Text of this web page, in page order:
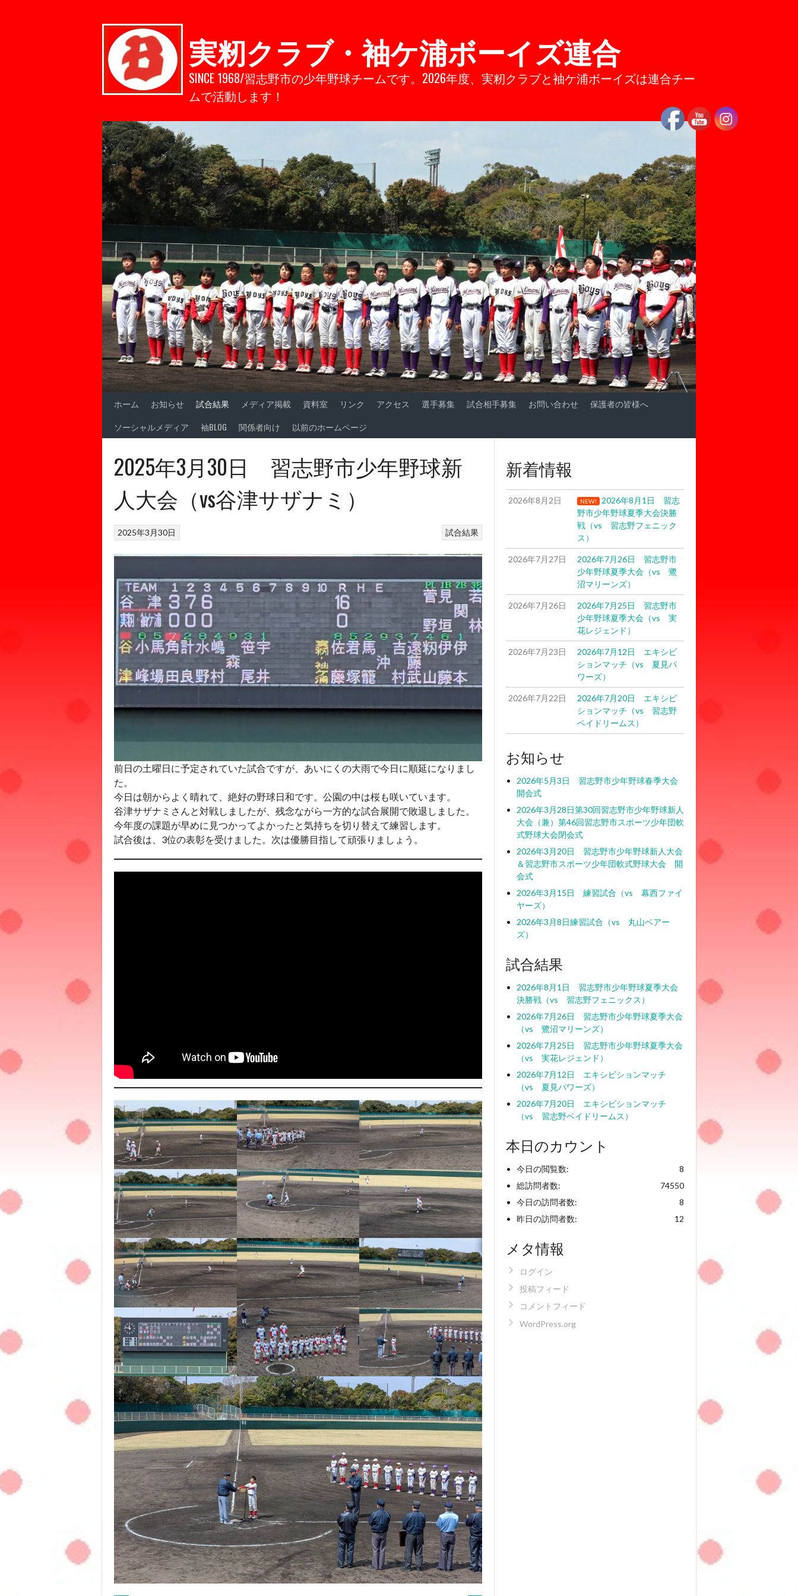
実籾クラブ・袖ケ浦ボーイズ連合
SINCE 1968/習志野市の少年野球チームです。2026年度、実籾クラブと袖ケ浦ボーイズは連合チー
ムで活動します！
ホーム お知らせ 試合結果 メディア掲載 資料室 リンク アクセス 選手募集 試合相手募集 お問い合わせ
保護者の皆様へ
ソーシャルメディア
袖BLOG 関係者向け 以前のホームページ
2025年3月30日 習志野市少年野球新
人大会（vs谷津サザナミ）
試合結果
2025年3月30日
前日の土曜日に予定されていた試合ですが、あいにくの大雨で今日に順延になりまし
た。
今日は朝からよく晴れて、絶好の野球日和です。公園の中は桜も咲いています。
谷津サザナミさんと対戦しましたが、残念ながら一方的な試合展開で敗退しました。
今年度の課題が早めに見つかってよかったと気持ちを切り替えて練習します。
試合後は、3位の表彰を受けました。次は優勝目指して頑張りましょう。
新着情報
2026年8月2日 NEW! 2026年8月1日 習志
野市少年野球夏季大会決勝
戦（vs 習志野フェニック
ス）
2026年7月27日
2026年7月26日 習志野市
少年野球夏季大会（vs 鷺
沼マリーンズ）
2026年7月26日
2026年7月25日 習志野市
少年野球夏季大会（vs 実
花レジェンド）
2026年7月23日
2026年7月12日 エキシビ
ションマッチ（vs 夏見パ
ワーズ）
2026年7月22日
2026年7月20日 エキシビ
ションマッチ（vs 習志野
ベイドリームス）
お知らせ
2026年5月3日 習志野市少年野球春季大会
開会式
2026年3月28日第30回習志野市少年野球新人
大会（兼）第46回習志野市スポーツ少年団軟
式野球大会閉会式
2026年3月20日 習志野市少年野球新人大会
＆習志野市スポーツ少年団軟式野球大会 開
会式
2026年3月15日 練習試合（vs 幕西ファイ
ヤーズ）
2026年3月8日練習試合（vs 丸山ベアー
ズ）
試合結果
2026年8月1日 習志野市少年野球夏季大会
決勝戦（vs 習志野フェニックス）
2026年7月26日 習志野市少年野球夏季大会
（vs 鷺沼マリーンズ）
2026年7月25日 習志野市少年野球夏季大会
（vs 実花レジェンド）
2026年7月12日 エキシビションマッチ
（vs 夏見パワーズ）
2026年7月20日 エキシビションマッチ
（vs 習志野ベイドリームス）
本日のカウント
8
今日の閲覧数:
74550
総訪問者数:
8
今日の訪問者数:
12
昨日の訪問者数:
メタ情報
ログイン
投稿フィード
コメントフィード
WordPress.org